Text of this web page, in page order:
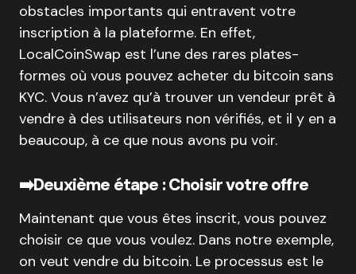
obstacles importants qui entravent votre
inscription à la plateforme. En effet,
LocalCoinSwap est l’une des rares plates-
formes où vous pouvez acheter du bitcoin sans
KYC. Vous n’avez qu’à trouver un vendeur prêt à
vendre à des utilisateurs non vérifiés, et il y en a
beaucoup, à ce que nous avons pu voir.
➡️Deuxième étape : Choisir votre offre
Maintenant que vous êtes inscrit, vous pouvez
choisir ce que vous voulez. Dans notre exemple,
on veut vendre du bitcoin. Le processus est le